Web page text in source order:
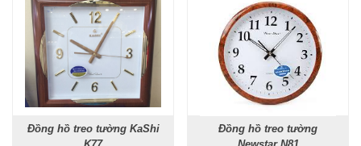
Đồng hồ treo tường KaShi
K77
Đồng hồ treo tường
Newstar N81